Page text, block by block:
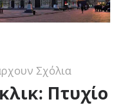
Σχόλια
Πτυχίο